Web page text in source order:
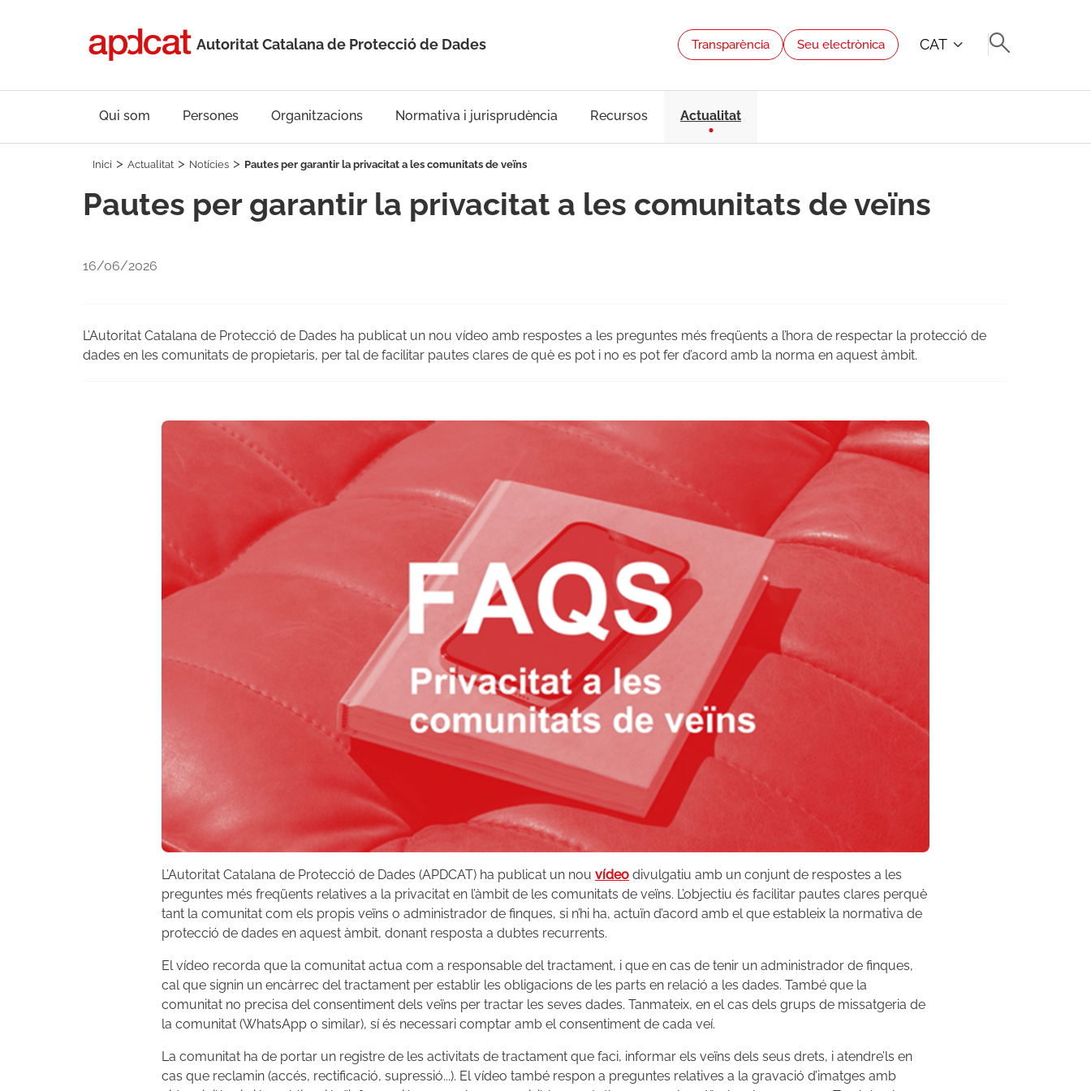
Autoritat Catalana de Protecció de Dades Transparència Seu electrònica CAT
Qui som Persones Organitzacions Normativa i jurisprudència Recursos Actualitat
Inici Actualitat Notícies Pautes per garantir la privacitat a les comunitats de veïns
Pautes per garantir la privacitat a les comunitats de veïns
16/06/2026
L’Autoritat Catalana de Protecció de Dades ha publicat un nou vídeo amb respostes a les preguntes més freqüents a l’hora de respectar la protecció de
dades en les comunitats de propietaris, per tal de facilitar pautes clares de què es pot i no es pot fer d’acord amb la norma en aquest àmbit.
L’Autoritat Catalana de Protecció de Dades (APDCAT) ha publicat un nou vídeo divulgatiu amb un conjunt de respostes a les
preguntes més freqüents relatives a la privacitat en l’àmbit de les comunitats de veïns. L’objectiu és facilitar pautes clares perquè
tant la comunitat com els propis veïns o administrador de finques, si n’hi ha, actuïn d’acord amb el que estableix la normativa de
protecció de dades en aquest àmbit, donant resposta a dubtes recurrents.
El vídeo recorda que la comunitat actua com a responsable del tractament, i que en cas de tenir un administrador de finques,
cal que signin un encàrrec del tractament per establir les obligacions de les parts en relació a les dades. També que la
comunitat no precisa del consentiment dels veïns per tractar les seves dades. Tanmateix, en el cas dels grups de missatgeria de
la comunitat (WhatsApp o similar), sí és necessari comptar amb el consentiment de cada veí.
La comunitat ha de portar un registre de les activitats de tractament que faci, informar els veïns dels seus drets, i atendre’ls en
cas que reclamin (accés, rectificació, supressió...). El vídeo també respon a preguntes relatives a la gravació d’imatges amb